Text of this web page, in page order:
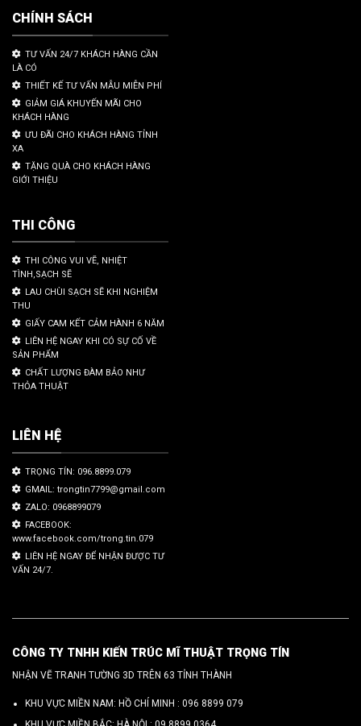
CHÍNH SÁCH
TƯ VẤN 24/7 KHÁCH HÀNG CẦN
LÀ CÓ
THIẾT KẾ TƯ VẤN MẪU MIỄN PHÍ
GIẢM GIÁ KHUYẾN MÃI CHO
KHÁCH HÀNG
ƯU ĐÃI CHO KHÁCH HÀNG TỈNH
XA
TẶNG QUÀ CHO KHÁCH HÀNG
GIỚI THIỆU
THI CÔNG
THI CÔNG VUI VẼ, NHIỆT
TÌNH,SẠCH SẼ
LAU CHÙI SẠCH SẼ KHI NGHIỆM
THU
GIẤY CAM KẾT CẢM HÀNH 6 NĂM
LIÊN HỆ NGAY KHI CÓ SỰ CỐ VỀ
SẢN PHẨM
CHẤT LƯỢNG ĐÀM BẢO NHƯ
THỎA THUẬT
LIÊN HỆ
TRỌNG TÍN: 096.8899.079
GMAIL: trongtin7799@gmail.com
ZALO: 0968899079
FACEBOOK:
www.facebook.com/trong.tin.079
LIÊN HỆ NGAY ĐỂ NHẬN ĐƯỢC TƯ
VẤN 24/7.
CÔNG TY TNHH KIẾN TRÚC MĨ THUẬT TRỌNG TÍN
NHẬN VẼ TRANH TƯỜNG 3D TRÊN 63 TỈNH THÀNH
KHU VỰC MIỀN NAM: HỒ CHÍ MINH : 096 8899 079